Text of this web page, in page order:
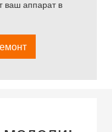
ваш аппарат в